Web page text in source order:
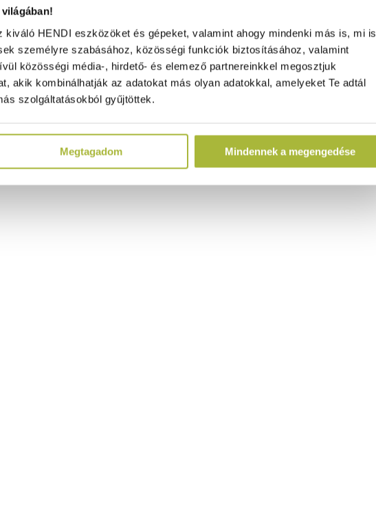
HENDI eszközöket és gépeket, valamint ahogy mindenki más is, mi is
személyre szabásához, közösségi funkciók biztosításához, valamint
közösségi média-, hirdető- és elemező partnereinkkel megosztjuk
akik kombinálhatják az adatokat más olyan adatokkal, amelyeket Te adtál
szolgáltatásokból gyűjtöttek.
Megtagadom Mindennek a megengedése